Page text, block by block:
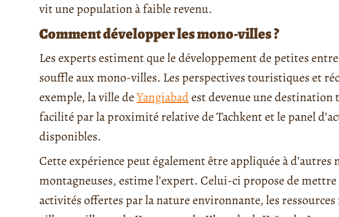
vit une population à faible revenu.
Comment développer les mono-villes ?
Les experts estiment que le développement de petites
souffle aux mono-villes. Les perspectives touristiques et
exemple, la ville deYangiabadest devenue une
facilité par la proximité relative de Tachkent et le panel
disponibles.
Cette expérience peut également être appliquée à
montagneuses, estime l’expert. Celui-ci propose de
activités offertes par la nature environnante, les